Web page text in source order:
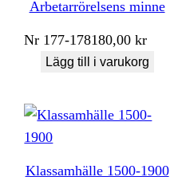
Arbetarrörelsens minne
Nr 177-178180,00kr
Lägg till i varukorg
Klassamhälle 1500-1900